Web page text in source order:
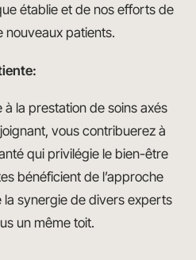
établie et de nos efforts de
nouveaux patients.
la prestation de soins axés
vous contribuerez à
qui privilégie le bien-être
bénéficient de l’approche
la synergie de divers experts
un même toit.